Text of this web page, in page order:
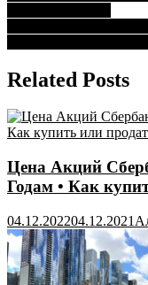
по
записям
Related Posts
Цена Акций
Годам • Как
04.12.202204.12.2021